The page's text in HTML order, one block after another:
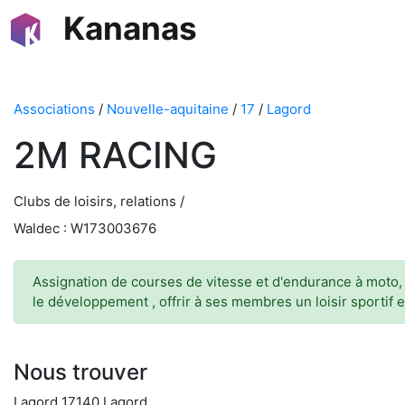
Kananas
Associations / Nouvelle-aquitaine / 17 / Lagord
2M RACING
Clubs de loisirs, relations /
Waldec : W173003676
Assignation de courses de vitesse et d'endurance à
le développement , offrir à ses membres un loisir sportif
Nous trouver